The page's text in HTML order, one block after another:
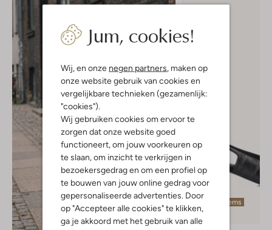
Jum, cookies!
Wij, en onze negen partners , maken op
onze website gebruik van cookies en
vergelijkbare technieken (gezamenlijk:
"cookies").
Wij gebruiken cookies om ervoor te
zorgen dat onze website goed
functioneert, om jouw voorkeuren op
te slaan, om inzicht te verkrijgen in
bezoekersgedrag en om een profiel op
te bouwen van jouw online gedrag voor
gepersonaliseerde advertenties. Door
op "Accepteer alle cookies" te klikken,
ga je akkoord met het gebruik van alle
Laatste items